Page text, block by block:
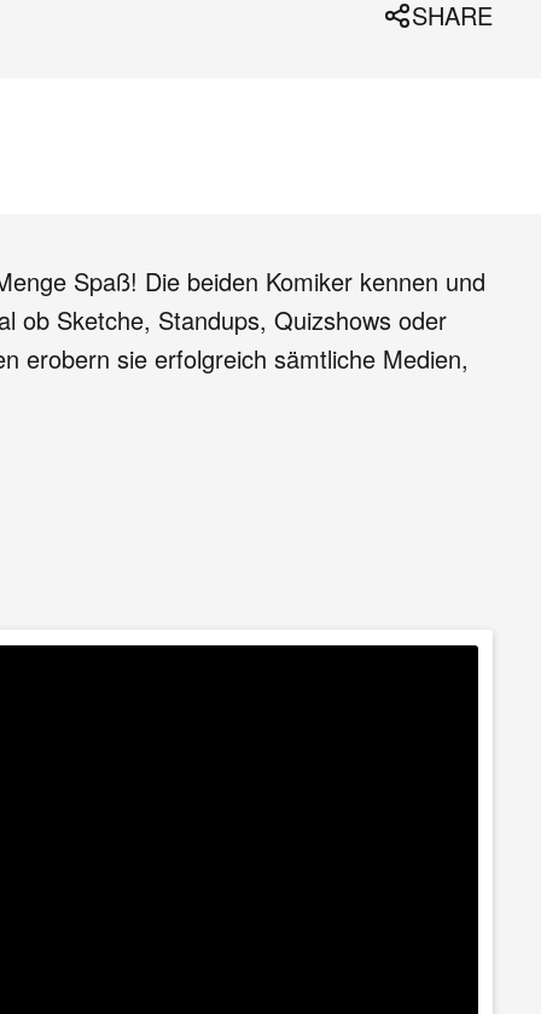
SHARE
Spaß! Die beiden Komiker kennen und
ob Sketche, Standups, Quizshows oder
erobern sie erfolgreich sämtliche Medien,